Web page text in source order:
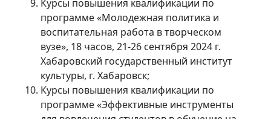
Курсы повышения квалификации по
программе «Молодежная политика и
воспитательная работа в творческом
вузе», 18 часов, 21-26 сентября 2024 г.
Хабаровский государственный институт
культуры, г. Хабаровск;
Курсы повышения квалификации по
программе «Эффективные инструменты